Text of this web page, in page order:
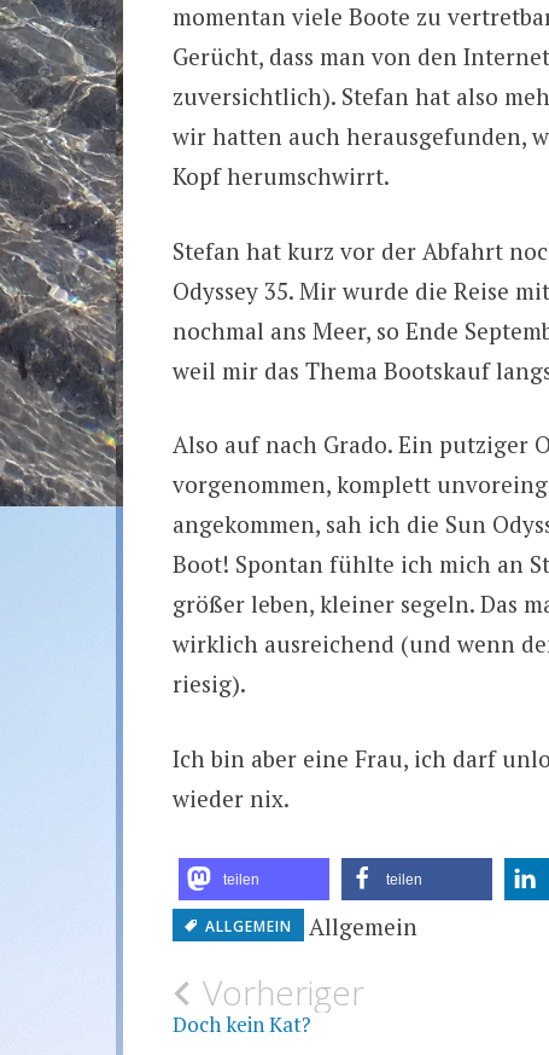
momentan viele Boote zu
Gerücht, dass man von den
zuversichtlich). Stefan hat also
wir hatten auch herausgefunden,
Kopf herumschwirrt.
Stefan hat kurz vor der Abfahrt
Odyssey 35. Mir wurde die Reise
nochmal ans Meer, so Ende
weil mir das Thema Bootskauf
Also auf nach Grado. Ein putziger
vorgenommen, komplett
angekommen, sah ich die Sun
Boot! Spontan fühlte ich mich an
größer leben, kleiner segeln. Das
wirklich ausreichend (und wenn
riesig).
Ich bin aber eine Frau, ich darf
wieder nix.
teilen teilen
Allgemein
ALLGEMEIN
Vorheriger
Doch kein Kat?